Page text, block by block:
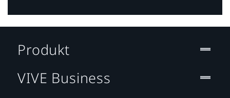
Produkt
VIVE Business